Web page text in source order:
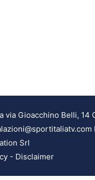
via Gioacchino Belli, 14
Srl
- Disclaimer